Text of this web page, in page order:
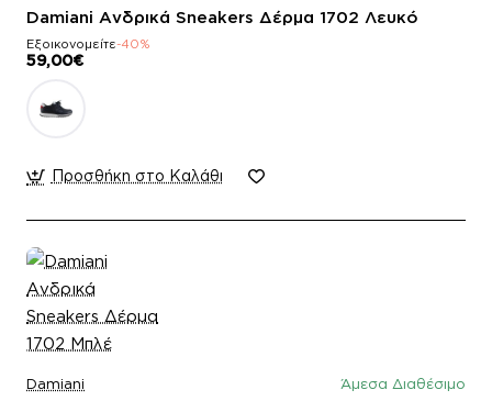
Damiani Ανδρικά Sneakers Δέρμα 1702 Λευκό
Εξοικονομείτε-40%
59,00€
Προσθήκη στο Καλάθι
Damiani Άμεσα Διαθέσιμο